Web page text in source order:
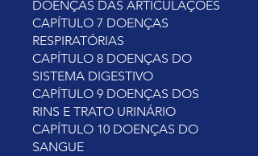
DOENÇAS DAS ARTICULAÇÕES
CAPÍTULO 7 DOENÇAS
RESPIRATÓRIAS
CAPÍTULO 8 DOENÇAS DO
SISTEMA DIGESTIVO
CAPÍTULO 9 DOENÇAS DOS
RINS E TRATO URINÁRIO
CAPÍTULO 10 DOENÇAS DO
SANGUE